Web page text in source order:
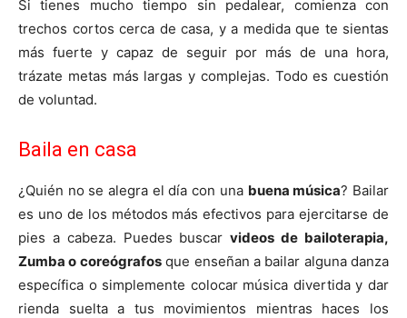
Si tienes mucho tiempo sin pedalear, comienza con
trechos cortos cerca de casa, y a medida que te sientas
más fuerte y capaz de seguir por más de una hora,
trázate metas más largas y complejas. Todo es cuestión
de voluntad.
Baila en casa
¿Quién no se alegra el día con una buena música? Bailar
es uno de los métodos más efectivos para ejercitarse de
pies a cabeza. Puedes buscarvideos de bailoterapia,
Zumba o coreógrafosque enseñan a bailar alguna danza
específica o simplemente colocar música divertida y dar
rienda suelta a tus movimientos mientras haces los